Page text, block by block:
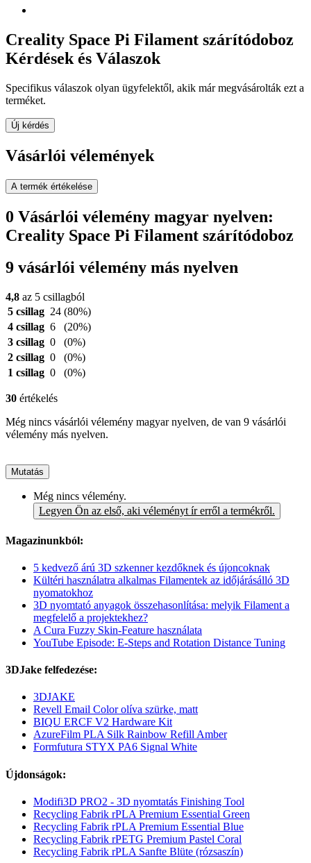
Creality Space Pi Filament szárítódoboz
Kérdések és Válaszok
Specifikus válaszok olyan ügyfelektől, akik már megvásárolták ezt a
terméket.
Új kérdés
Vásárlói vélemények
A termék értékelése
0 Vásárlói vélemény magyar nyelven:
Creality Space Pi Filament szárítódoboz
9 vásárlói vélemény más nyelven
4,8 az 5 csillagból
5 csillag 24 (80%)
4 csillag 6
(20%)
3 csillag 0
(0%)
2 csillag 0
(0%)
1 csillag 0 (0%)
30 értékelés
Még nincs vásárlói vélemény magyar nyelven, de van 9 vásárlói
vélemény más nyelven.
Mutatás
Még nincs vélemény.
Legyen Ön az első, aki véleményt ír erről a termékről.
Magazinunkból:
5 kedvező árú 3D szkenner kezdőknek és újoncoknak
Kültéri használatra alkalmas Filamentek az időjárásálló 3D
nyomatokhoz
3D nyomtató anyagok összehasonlítása: melyik Filament a
megfelelő a projektekhez?
A Cura Fuzzy Skin-Feature használata
YouTube Episode: E-Steps and Rotation Distance Tuning
3DJake felfedezése:
3DJAKE
Revell Email Color olíva szürke, matt
BIQU ERCF V2 Hardware Kit
AzureFilm PLA Silk Rainbow Refill Amber
Formfutura STYX PA6 Signal White
Újdonságok:
Modifi3D PRO2 - 3D nyomtatás Finishing Tool
Recycling Fabrik rPLA Premium Essential Green
Recycling Fabrik rPLA Premium Essential Blue
Recycling Fabrik rPETG Premium Pastel Coral
Recycling Fabrik rPLA Sanfte Blüte (rózsaszín)